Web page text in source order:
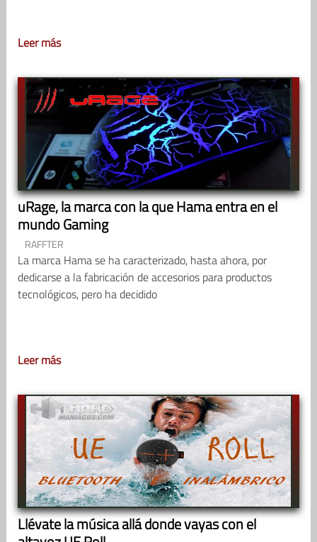
Leer más
uRage, la marca con la que Hama entra en el
mundo Gaming
RAFFTER
La marca Hama se ha caracterizado, hasta ahora, por
dedicarse a la fabricación de accesorios para productos
tecnológicos, pero ha decidido
Leer más
Llévate la música allá donde vayas con el